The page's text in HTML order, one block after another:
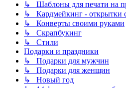
↳ Шаблоны для печати на
↳ Кардмейкинг - открытки
↳ Конверты своими руками
↳ Скрапбукинг
↳ Стили
Подарки и праздники
↳ Подарки для мужчин
↳ Подарки для женщин
↳ Новый год